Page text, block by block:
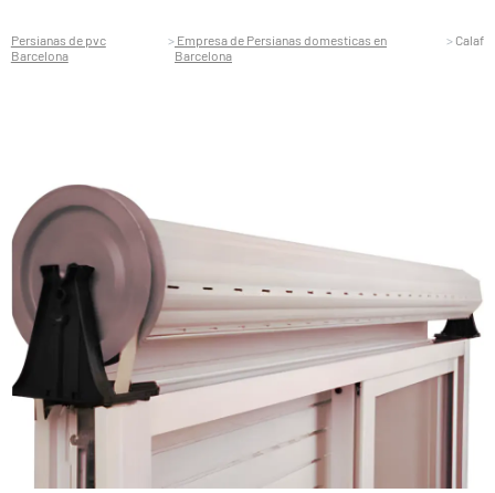
Persianas de pvc
Barcelona
Empresa de Persianas domesticas en
Barcelona
Calaf